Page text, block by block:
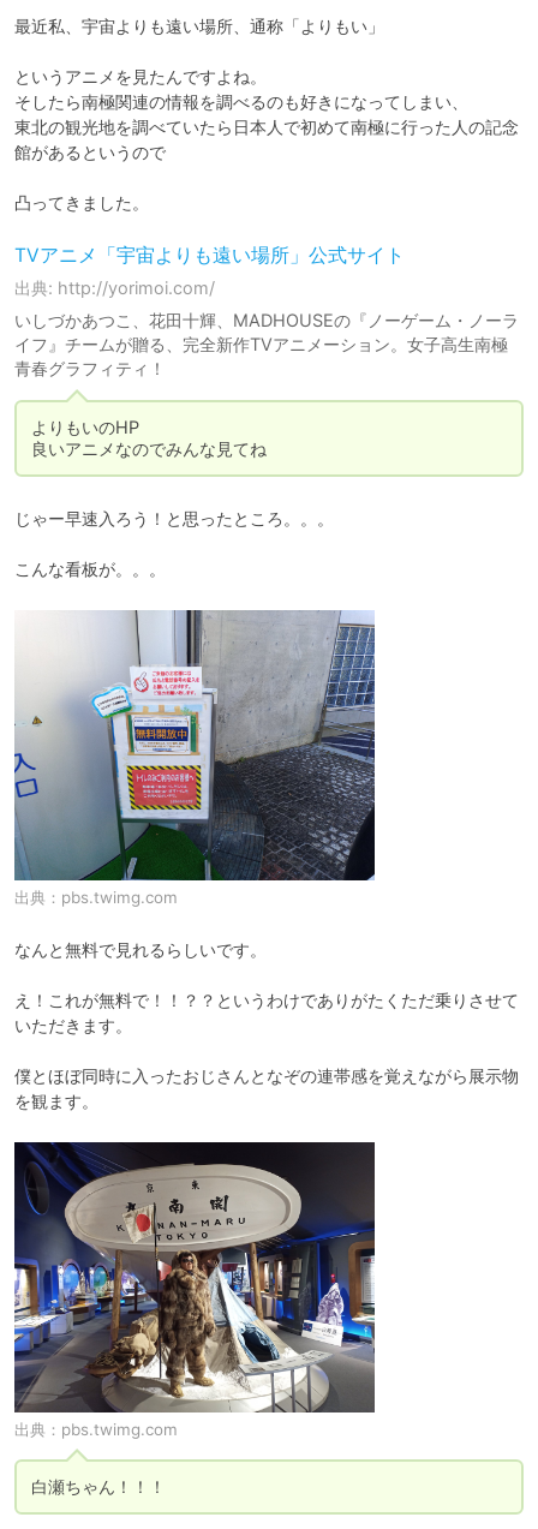
最近私、宇宙よりも遠い場所、通称「よりもい」
というアニメを見たんですよね。
そしたら南極関連の情報を調べるのも好きになってしまい、
東北の観光地を調べていたら日本人で初めて南極に行った人の記念
館があるというので
凸ってきました。
TVアニメ「宇宙よりも遠い場所」公式サイト
出典: http://yorimoi.com/
いしづかあつこ、花田十輝、MADHOUSEの『ノーゲーム・ノーラ
イフ』チームが贈る、完全新作TVアニメーション。女子高生南極
青春グラフィティ！
よりもいのHP
良いアニメなのでみんな見てね
じゃー早速入ろう！と思ったところ。。。
こんな看板が。。。
出典： pbs.twimg.com
なんと無料で見れるらしいです。
え！これが無料で！！？？というわけでありがたくただ乗りさせて
いただきます。
僕とほぼ同時に入ったおじさんとなぞの連帯感を覚えながら展示物
を観ます。
出典： pbs.twimg.com
白瀬ちゃん！！！